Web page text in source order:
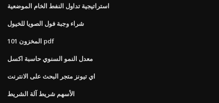
استراتيجية تداول النفط الخام الموضعية
شراء وجبة فول الصويا للخيول
101 المخزون pdf
معدل النمو السنوي حاسبة اكسل
اي تيونز متجر البحث على الانترنت
الأسهم شريط آلة الشريط